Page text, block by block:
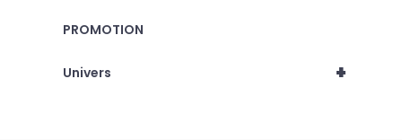
PROMOTION
+
Univers